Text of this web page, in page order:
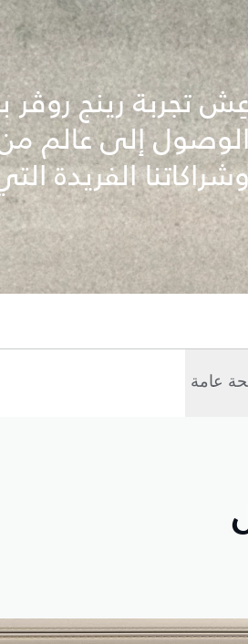
تجربة رينج روڤر
إلى عالم من
الفريدة
عامة